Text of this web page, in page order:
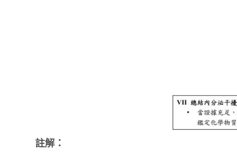
註解：